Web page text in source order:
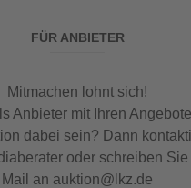
FÜR ANBIETER
Mitmachen lohnt sich!
Anbieter mit Ihren
dabei sein? Dann
oder schreiben
Mail an auktion@lkz.de